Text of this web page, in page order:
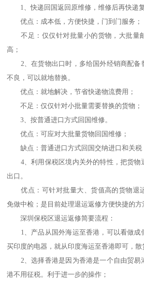
1、快递回国返回原维修，维修后再快递复
优点：成本低，方便快捷，门到门服务；
不足：仅仅针对批量小的货物，大批量
高；
2、在货物出口时，多给国外经销商配备
不良，可以就地替换。
优点：就地解决，节省快递物流费用；
不足：仅仅针对小批量需要替换的货物；
3、按普通进口方式回国维修。
优点：可应对大批量货物回国维修；
缺点：普通进口方式回国交纳进口和关税
4、利用保税区境内关外的特性，把货物
出口。
优点：可针对批量大、货值高的货物退
免做中检；是目前处理退运返修方便快捷的方
深圳保税区退运返修简要流程：
1、产品从国外海运至香港，可以看做成
买印度的电器，就从印度海运至香港即可，散
2、选择香港是因为香港是一个自由贸易
港不用征税。利于进一步的操作；